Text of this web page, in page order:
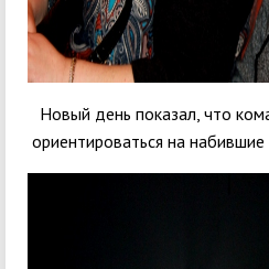
Новый день показал, что
ориентироваться на